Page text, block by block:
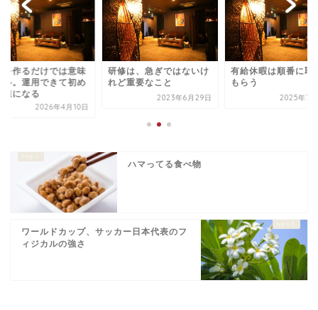
を作るだけでは意味
い。運用できて初め
値になる
2026年4月10日
研修は、急ぎではないけ
れど重要なこと
2023年6月29日
有給休暇は順番に取
もらう
2025年7
ハマってる食べ物
ワールドカップ、サッカー日本代表のフ
ィジカルの強さ